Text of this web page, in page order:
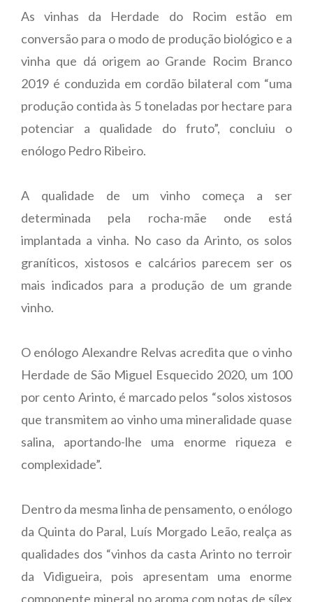
As vinhas da Herdade do Rocim estão em
conversão para o modo de produção biológico e a
vinha que dá origem ao Grande Rocim Branco
2019 é conduzida em cordão bilateral com “uma
produção contida às 5 toneladas por hectare para
potenciar a qualidade do fruto”, concluiu o
enólogo Pedro Ribeiro.
A qualidade de um vinho começa a ser
determinada pela rocha-mãe onde está
implantada a vinha. No caso da Arinto, os solos
graníticos, xistosos e calcários parecem ser os
mais indicados para a produção de um grande
vinho.
O enólogo Alexandre Relvas acredita que o vinho
Herdade de São Miguel Esquecido 2020, um 100
por cento Arinto, é marcado pelos “solos xistosos
que transmitem ao vinho uma mineralidade quase
salina, aportando-lhe uma enorme riqueza e
complexidade”.
Dentro da mesma linha de pensamento, o enólogo
da Quinta do Paral, Luís Morgado Leão, realça as
qualidades dos “vinhos da casta Arinto no terroir
da Vidigueira, pois apresentam uma enorme
componente mineral no aroma com notas de sílex